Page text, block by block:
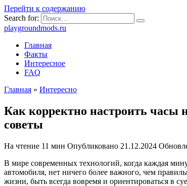
Перейти к содержанию
Search for:
playgroundmods.ru
Главная
Факты
Интересное
FAQ
Главная » Интересно
Как корректно настроить часы
советы
На чтение 11 мин Опубликовано 21.12.2024
В мире современных технологий, когда каждая
автомобиля, нет ничего более важного, чем
жизни, быть всегда вовремя и ориентироваться в